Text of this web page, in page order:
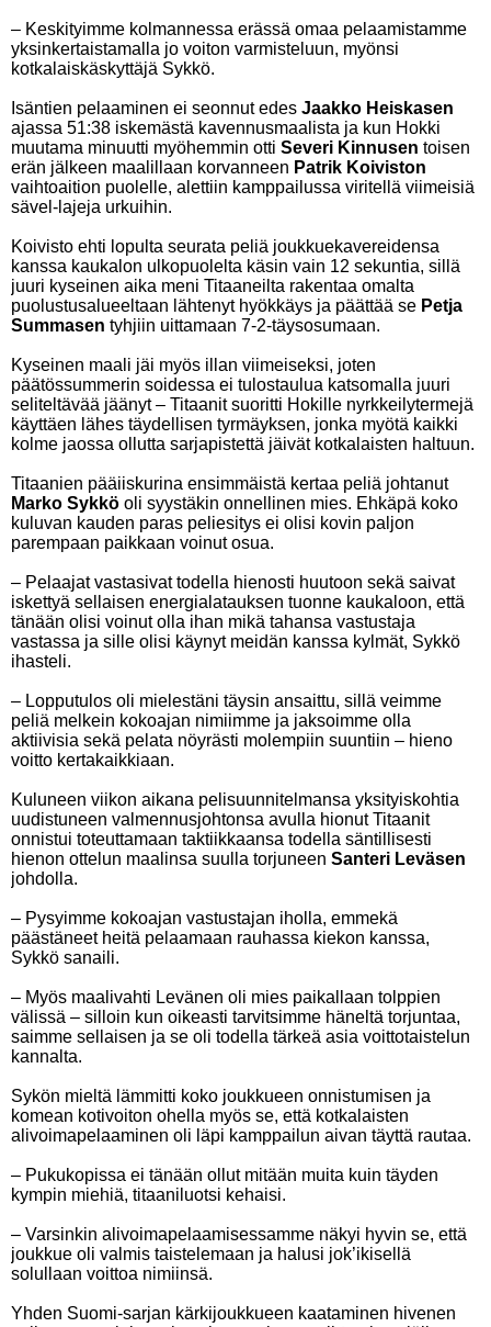
– Keskityimme kolmannessa erässä omaa pelaamistamme
yksinkertaistamalla jo voiton varmisteluun, myönsi
kotkalaiskäskyttäjä Sykkö.
Isäntien pelaaminen ei seonnut edes Jaakko Heiskasen
ajassa 51:38 iskemästä kavennusmaalista ja kun Hokki
muutama minuutti myöhemmin otti Severi Kinnusen toisen
erän jälkeen maalillaan korvanneen Patrik Koiviston
vaihtoaition puolelle, alettiin kamppailussa viritellä viimeisiä
sävel-lajeja urkuihin.
Koivisto ehti lopulta seurata peliä joukkuekavereidensa
kanssa kaukalon ulkopuolelta käsin vain 12 sekuntia, sillä
juuri kyseinen aika meni Titaaneilta rakentaa omalta
puolustusalueeltaan lähtenyt hyökkäys ja päättää se Petja
Summasen tyhjiin uittamaan 7-2-täysosumaan.
Kyseinen maali jäi myös illan viimeiseksi, joten
päätössummerin soidessa ei tulostaulua katsomalla juuri
seliteltävää jäänyt – Titaanit suoritti Hokille nyrkkeilytermejä
käyttäen lähes täydellisen tyrmäyksen, jonka myötä kaikki
kolme jaossa ollutta sarjapistettä jäivät kotkalaisten haltuun.
Titaanien pääiiskurina ensimmäistä kertaa peliä johtanut
Marko Sykkö oli syystäkin onnellinen mies. Ehkäpä koko
kuluvan kauden paras peliesitys ei olisi kovin paljon
parempaan paikkaan voinut osua.
– Pelaajat vastasivat todella hienosti huutoon sekä saivat
iskettyä sellaisen energialatauksen tuonne kaukaloon, että
tänään olisi voinut olla ihan mikä tahansa vastustaja
vastassa ja sille olisi käynyt meidän kanssa kylmät, Sykkö
ihasteli.
– Lopputulos oli mielestäni täysin ansaittu, sillä veimme
peliä melkein kokoajan nimiimme ja jaksoimme olla
aktiivisia sekä pelata nöyrästi molempiin suuntiin – hieno
voitto kertakaikkiaan.
Kuluneen viikon aikana pelisuunnitelmansa yksityiskohtia
uudistuneen valmennusjohtonsa avulla hionut Titaanit
onnistui toteuttamaan taktiikkaansa todella säntillisesti
hienon ottelun maalinsa suulla torjuneen Santeri Leväsen
johdolla.
– Pysyimme kokoajan vastustajan iholla, emmekä
päästäneet heitä pelaamaan rauhassa kiekon kanssa,
Sykkö sanaili.
– Myös maalivahti Levänen oli mies paikallaan tolppien
välissä – silloin kun oikeasti tarvitsimme häneltä torjuntaa,
saimme sellaisen ja se oli todella tärkeä asia voittotaistelun
kannalta.
Sykön mieltä lämmitti koko joukkueen onnistumisen ja
komean kotivoiton ohella myös se, että kotkalaisten
alivoimapelaaminen oli läpi kamppailun aivan täyttä rautaa.
– Pukukopissa ei tänään ollut mitään muita kuin täyden
kympin miehiä, titaaniluotsi kehaisi.
– Varsinkin alivoimapelaamisessamme näkyi hyvin se, että
joukkue oli valmis taistelemaan ja halusi jok’ikisellä
solullaan voittoa nimiinsä.
Yhden Suomi-sarjan kärkijoukkueen kaataminen hivenen